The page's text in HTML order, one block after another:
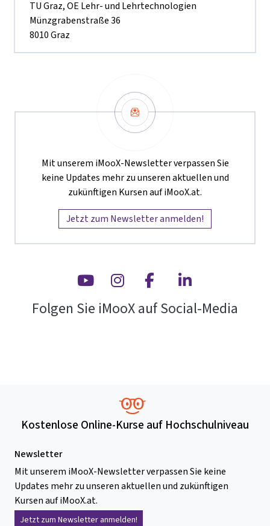
TU Graz, OE Lehr- und Lehrtechnologien
Münzgrabenstraße 36
8010 Graz
Newsletter
Mit unserem iMooX-Newsletter verpassen Sie
keine Updates mehr zu unseren aktuellen und
zukünftigen Kursen auf iMooX.at.
Jetzt zum Newsletter anmelden!
Youtube InstagramFacebook
Folgen Sie iMooX auf Social-Media
Kostenlose Online-Kurse auf Hochschulniveau
Newsletter
Mit unserem iMooX-Newsletter verpassen Sie keine
Updates mehr zu unseren aktuellen und zukünftigen
Kursen auf iMooX.at.
Jetzt zum Newsletter anmelden!